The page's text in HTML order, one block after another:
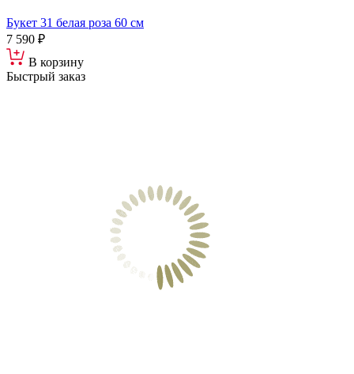
Букет 31 белая роза 60 см
7 590 ₽
В корзину
Быстрый заказ